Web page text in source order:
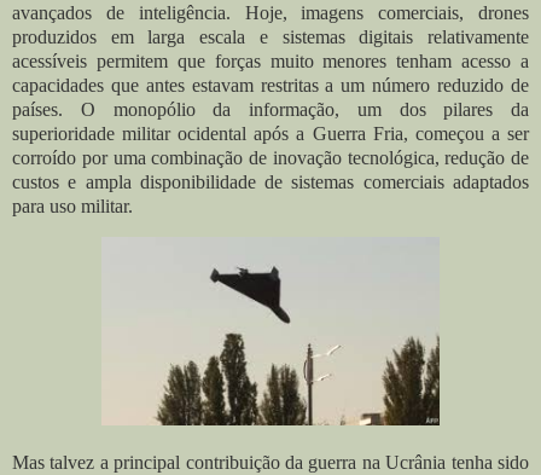
avançados de inteligência. Hoje, imagens comerciais, drones
produzidos em larga escala e sistemas digitais relativamente
acessíveis permitem que forças muito menores tenham acesso a
capacidades que antes estavam restritas a um número reduzido de
países. O monopólio da informação, um dos pilares da
superioridade militar ocidental após a Guerra Fria, começou a ser
corroído por uma combinação de inovação tecnológica, redução de
custos e ampla disponibilidade de sistemas comerciais adaptados
para uso militar.
Mas talvez a principal contribuição da guerra na Ucrânia tenha sido